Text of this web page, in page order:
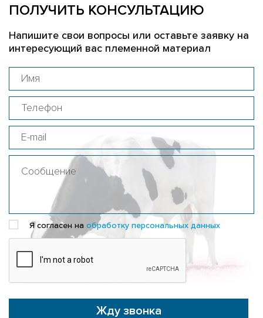
ПОЛУЧИТЬ КОНСУЛЬТАЦИЮ
Напишите свои вопросы или оставьте заявку на
интересующий вас племенной материал
Я согласен на обработку персональных данных
Жду звонка